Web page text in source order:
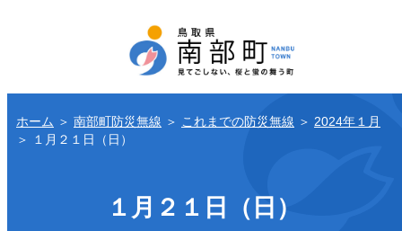
ホーム ＞ 南部町防災無線 ＞ これまでの防災無線 ＞ 2024年１月
＞
１月２１日（日）
１月２１日（日）